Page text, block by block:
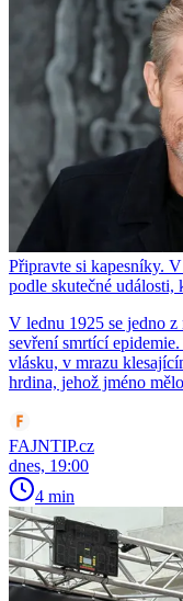
Připravte si kapesníky.
podle skutečné
V lednu 1925 se jedno
sevření smrtící
vlásku, v mrazu
hrdina, jehož jméno
FAJNTIP.cz
dnes, 19:00
4 min